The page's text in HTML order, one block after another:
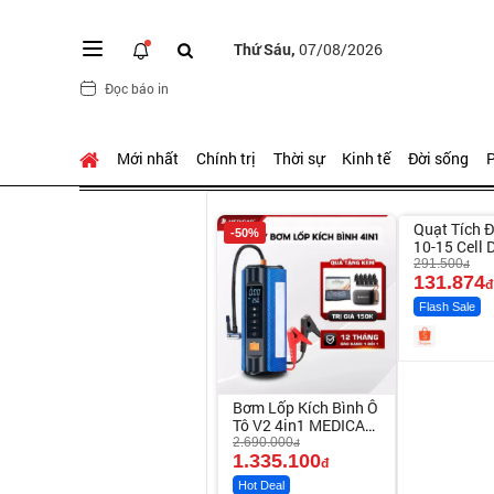
Thứ Sáu, 07/08/2026
Đọc báo in
Mới nhất Chính trị Thời sự Kinh tế Đời sống
-50%
Bơm Lốp Kích Bình Ô
Tô V2 4in1 MEDICAR
– 12.000mAh
2.690.000đ
1.335.100đ
Hot Deal
-54%
Quạt Tích
10-15 Cell
Tục 4-8H
291.500đ
131.874đ
Flash Sale